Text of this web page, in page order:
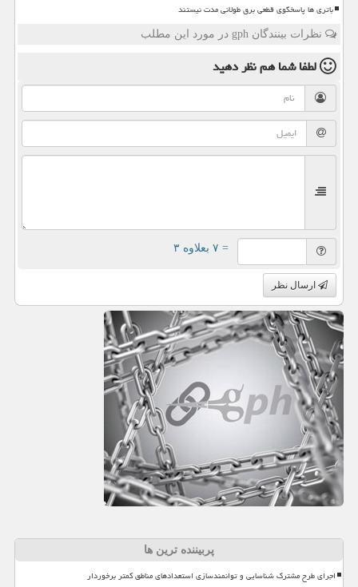
باتری ها پاسخگوی قطعی برق طولانی مدت نیستند
نظرات بینندگان gph در مورد این مطلب
لطفا شما همنظر دهید
= ۷ بعلاوه ۳
ارسال نظر
پربیننده ترین ها
اجرای طرح مشترک شناسایی و توانمندسازی استعدادهای مناطق کمتر برخوردار